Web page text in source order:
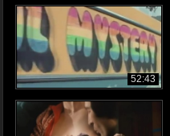
52:43